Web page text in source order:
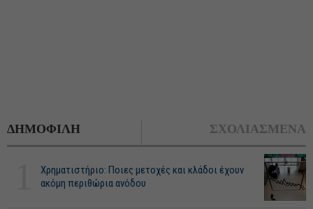
ΔΗΜΟΦΙΛΗ ΣΧΟΛΙΑΣΜΕΝΑ
Χρηματιστήριο: Ποιες μετοχές και κλάδοι έχουν
ακόμη περιθώρια ανόδου